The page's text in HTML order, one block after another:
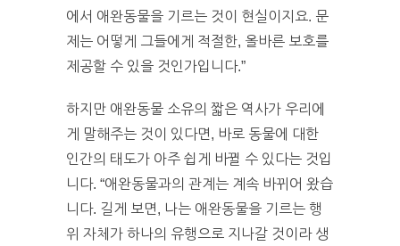
에서 애완동물을 기르는 것이 현실이지요. 문
제는 어떻게 그들에게 적절한, 올바른 보호를
제공할 수 있을 것인가입니다.”
하지만 애완동물 소유의 짧은 역사가 우리에
게 말해주는 것이 있다면, 바로 동물에 대한
인간의 태도가 아주 쉽게 바뀔 수 있다는 것입
니다. “애완동물과의 관계는 계속 바뀌어 왔습
니다. 길게 보면, 나는 애완동물을 기르는 행
위 자체가 하나의 유행으로 지나갈 것이라 생